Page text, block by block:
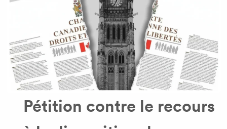
Pétition contre le recours